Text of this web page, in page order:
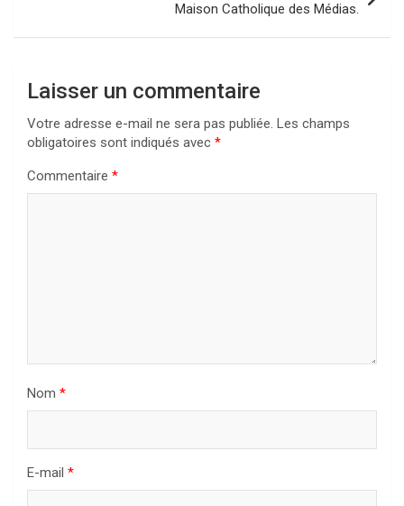
Maison Catholique des Médias.
Laisser un commentaire
Votre adresse e-mail ne sera pas publiée. Les champs
obligatoires sont indiqués avec *
Commentaire *
Nom *
E-mail *